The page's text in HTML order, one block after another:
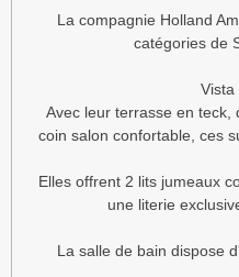
La compagnie Holland
catégories de
Vista
Avec leur terrasse en teck,
coin salon confortable, ces
Elles offrent 2 lits jumeaux
une literie
La salle de bain dispose